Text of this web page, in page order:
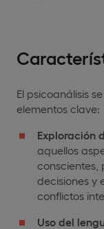
El psicoanálisis
elementos clave:
Exploración
aquellos
conscientes,
decisiones y
conflictos
Uso del